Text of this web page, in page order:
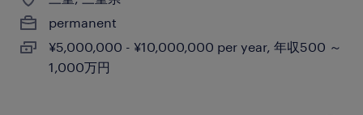
permanent
¥5,000,000 - ¥10,000,000 per year, 年収500 ～
1,000万円